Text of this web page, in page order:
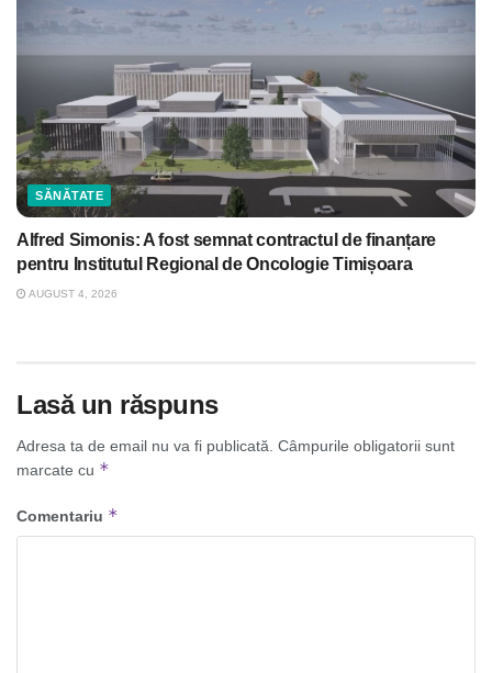
SĂNĂTATE
Alfred Simonis: A fost semnat contractul de finanțare
pentru Institutul Regional de Oncologie Timișoara
AUGUST 4, 2026
Lasă un răspuns
Adresa ta de email nu va fi publicată. Câmpurile obligatorii sunt
marcate cu *
Comentariu *